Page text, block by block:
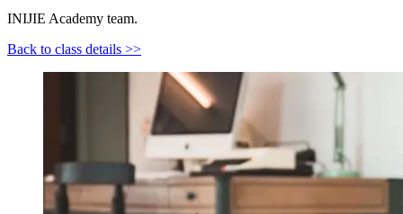
INIJIE Academy team.
Back to class details >>